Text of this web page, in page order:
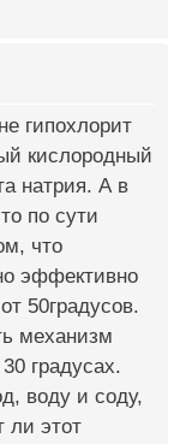
гипохлорит
кислородный
натрия. А в
по сути
что
эффективно
50градусов.
механизм
градусах.
воду и соду,
ли этот